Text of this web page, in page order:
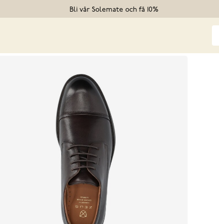
Bli vår Solemate och få 10%